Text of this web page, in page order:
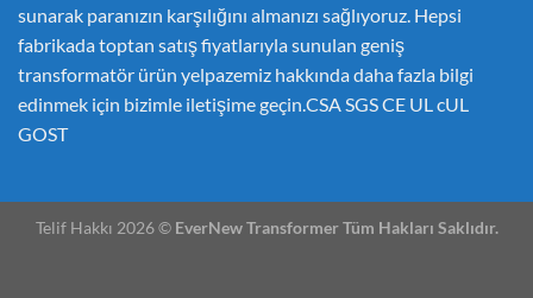
sunarak paranızın karşılığını almanızı sağlıyoruz. Hepsi
fabrikada toptan satış fiyatlarıyla sunulan geniş
transformatör ürün yelpazemiz hakkında daha fazla bilgi
edinmek için bizimle iletişime geçin.CSA SGS CE UL cUL
GOST
Telif Hakkı 2026 © EverNew Transformer Tüm Hakları Saklıdır.